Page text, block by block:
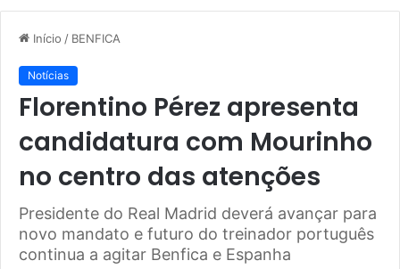
Início / BENFICA
Notícias
Florentino Pérez apresenta
candidatura com Mourinho
no centro das atenções
Presidente do Real Madrid deverá avançar para
novo mandato e futuro do treinador português
continua a agitar Benfica e Espanha